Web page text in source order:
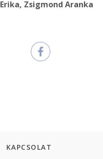
Erika, Zsigmond Aranka
KAPCSOLAT